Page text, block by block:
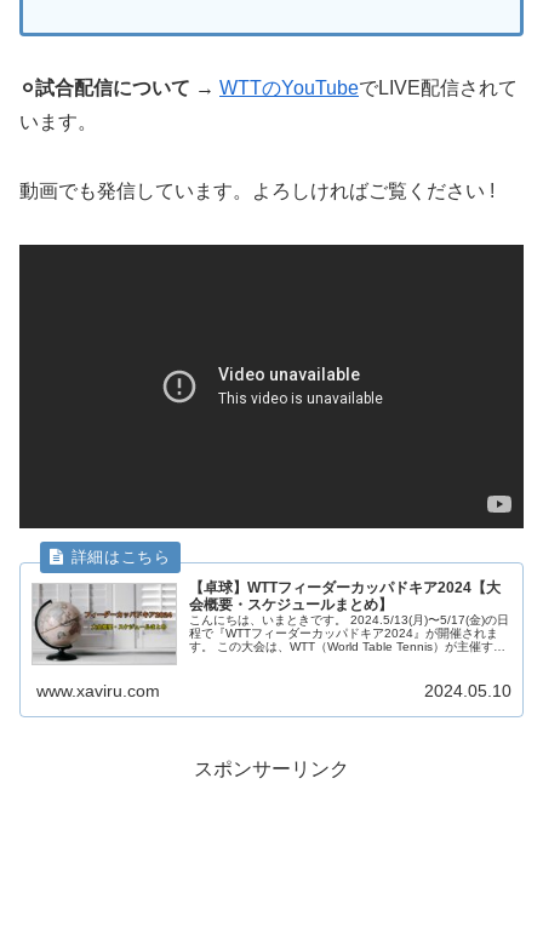
⚪︎試合配信について → WTTのYouTubeでLIVE配信されて
います。
動画でも発信しています。よろしければご覧ください !
【卓球】WTTフィーダーカッパドキア2024【大
会概要・スケジュールまとめ】
こんにちは、いまときです。 2024.5/13(月)〜5/17(金)の日
程で『WTTフィーダーカッパドキア2024』が開催されま
す。 この大会は、WTT（World Table Tennis）が主催する
www.xaviru.com 2024.05.10
スポンサーリンク